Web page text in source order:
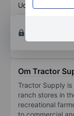
Udbytte pr. aktie
Opret konto
og analyse
Om Tractor
Tractor Supply
ranch stores in
recreational
to commercial